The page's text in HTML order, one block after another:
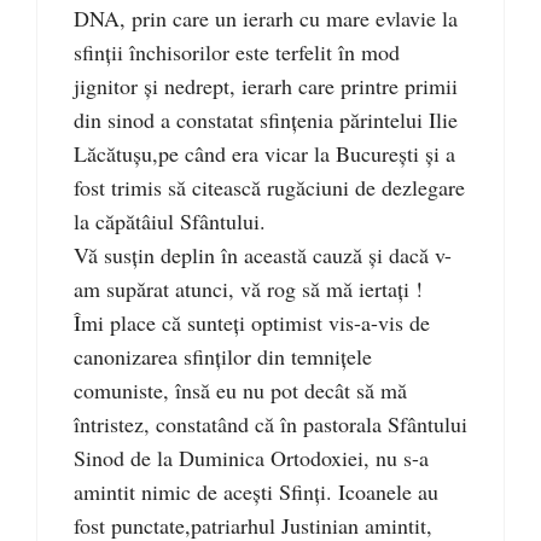
DNA, prin care un ierarh cu mare evlavie la
sfinții închisorilor este terfelit în mod
jignitor și nedrept, ierarh care printre primii
din sinod a constatat sfințenia părintelui Ilie
Lăcătușu,pe când era vicar la București și a
fost trimis să citească rugăciuni de dezlegare
la căpătâiul Sfântului.
Vă susțin deplin în această cauză și dacă v-
am supărat atunci, vă rog să mă iertați !
Îmi place că sunteți optimist vis-a-vis de
canonizarea sfinților din temnițele
comuniste, însă eu nu pot decât să mă
întristez, constatând că în pastorala Sfântului
Sinod de la Duminica Ortodoxiei, nu s-a
amintit nimic de acești Sfinți. Icoanele au
fost punctate,patriarhul Justinian amintit,